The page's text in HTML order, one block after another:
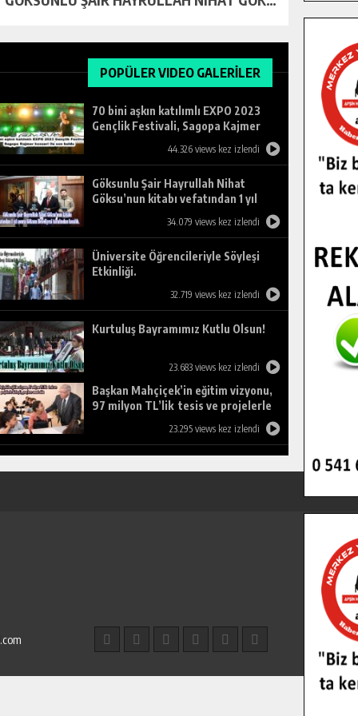
POPÜLER VIDEO GALERİLER
70 bini aşkın katılımlı EXPO 2023
Gençlik Festivali, Sagopa Kajmer
44.326 views kez izlendi
Göksunlu Şair Hayrullah Nihat
Göksu’nun kitabı vefatından 1 yıl
sonra Göksun Belediyesi tarafından
34.079 views kez izlendi
Üniversite Öğrencileriyle Söyleşi
Etkinliği.
32.719 views kez izlendi
Kurtuluş Bayramımız Kutlu Olsun!
23.683 views kez izlendi
Başkan Mahçiçek’in eğitim vizyonu,
97 milyon TL’lik tesis ve projelerle
23.295 views kez izlendi